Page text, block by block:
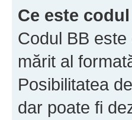
Ce este
Codul BB
mărit al
Posibilitatea
dar poate fi